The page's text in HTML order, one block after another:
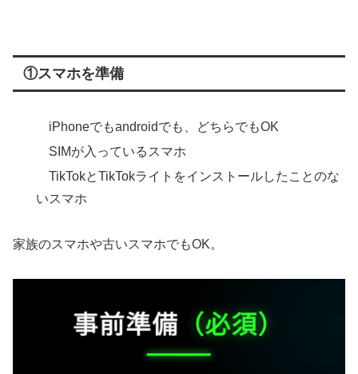
①スマホを準備
iPhoneでもandroidでも、どちらでもOK
SIMが入っているスマホ
TikTokとTikTokライトをインストールしたことのな
いスマホ
家族のスマホや古いスマホでもOK。